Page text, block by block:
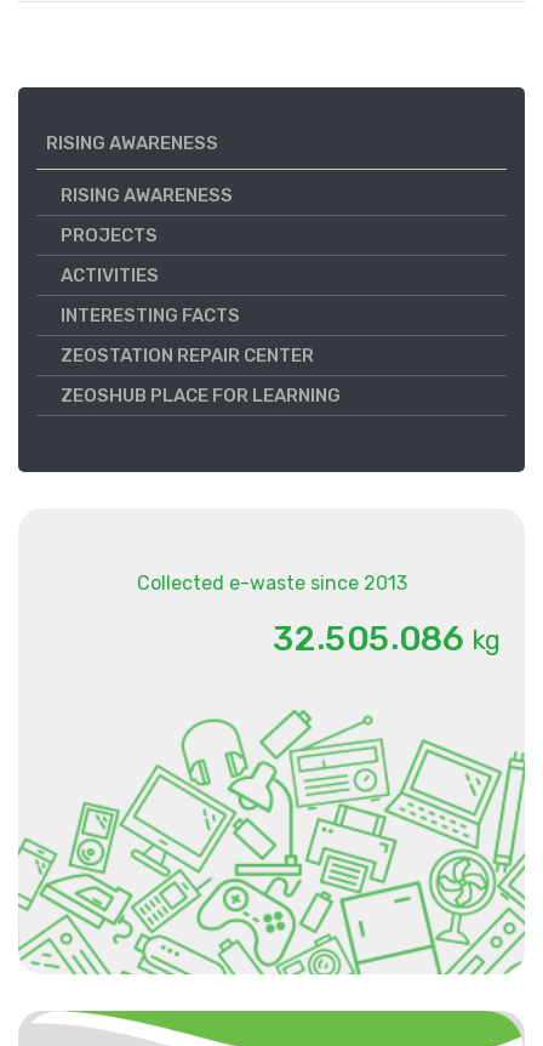
RISING AWARENESS
RISING AWARENESS
PROJECTS
ACTIVITIES
INTERESTING FACTS
ZEOSTATION REPAIR CENTER
ZEOSHUB PLACE FOR LEARNING
Collected e-waste since 2013
32.505.086 kg